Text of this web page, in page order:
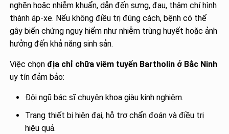
nghẽn hoặc nhiễm khuẩn, dẫn đến sưng, đau, thậm chí hình
thành áp-xe. Nếu không điều trị đúng cách, bệnh có thể
gây biến chứng nguy hiểm như nhiễm trùng huyết hoặc ảnh
hưởng đến khả năng sinh sản.
Việc chọn địa chỉ chữa viêm tuyến Bartholin ở Bắc Ninh
uy tín đảm bảo:
Đội ngũ bác sĩ chuyên khoa giàu kinh nghiệm.
Trang thiết bị hiện đại, hỗ trợ chẩn đoán và điều trị
hiệu quả.